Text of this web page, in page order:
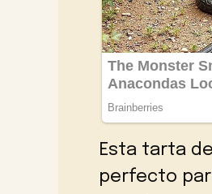
Esta tarta
perfecto